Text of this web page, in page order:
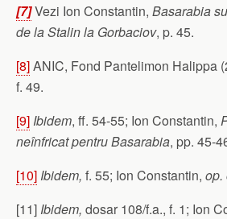
[7]Vezi Ion Constantin, Basarabia
de la Stalinla Gorbaciov, p. 45.
[8]ANIC, Fond Pantelimon Halippa
f. 49.
[9] Ibidem, ff. 54-55; Ion Constantin,
neînfricat pentru Basarabia, pp. 45-
[10] Ibidem, f. 55; Ion Constantin, op.
[11] Ibidem, dosar 108/f.a., f. 1; Ion